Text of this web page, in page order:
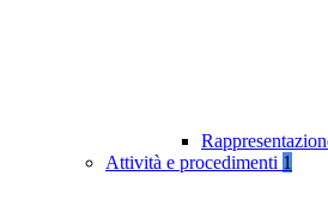
Attività e procedimenti 1